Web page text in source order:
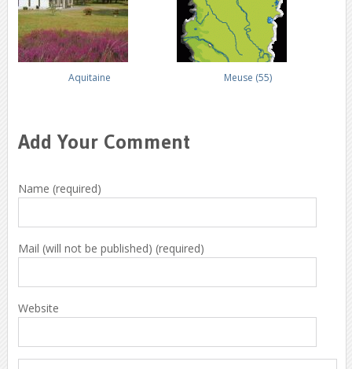
Aquitaine Meuse (55)
Add Your Comment
Name (required)
Mail (will not be published) (required)
Website